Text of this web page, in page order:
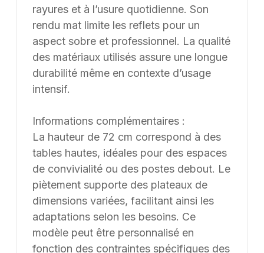
rayures et à l’usure quotidienne. Son
rendu mat limite les reflets pour un
aspect sobre et professionnel. La qualité
des matériaux utilisés assure une longue
durabilité même en contexte d’usage
intensif.
Informations complémentaires :
La hauteur de 72 cm correspond à des
tables hautes, idéales pour des espaces
de convivialité ou des postes debout. Le
piètement supporte des plateaux de
dimensions variées, facilitant ainsi les
adaptations selon les besoins. Ce
modèle peut être personnalisé en
fonction des contraintes spécifiques des